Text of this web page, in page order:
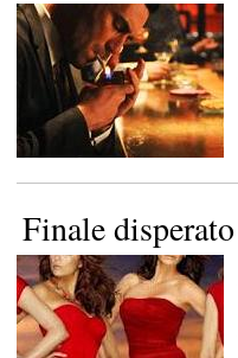
Finale disperato